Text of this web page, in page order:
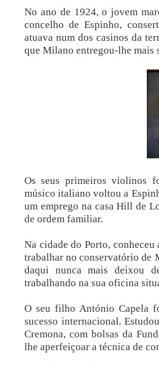
No ano de 1924, o jovem
concelho de Espinho,
atuava num dos casinos da
que Milano entregou-lhe mais
Os seus primeiros violinos
músico italiano voltou a
um emprego na casa Hill de
de ordem familiar.
Na cidade do Porto,
trabalhar no conservatório de
daqui nunca mais deixou
trabalhando na sua oficina
O seu filho António Capela
sucesso internacional.
Cremona, com bolsas da
lhe aperfeiçoar a técnica de